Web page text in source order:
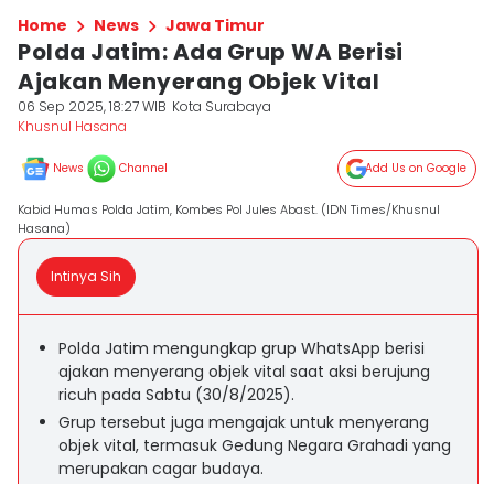
Home News Jawa Timur
Polda Jatim: Ada Grup WA Berisi
Ajakan Menyerang Objek Vital
06 Sep 2025, 18:27 WIB Kota Surabaya
Khusnul Hasana
News Channel Add Us on Google
Kabid Humas Polda Jatim, Kombes Pol Jules Abast. (IDN Times/Khusnul
Hasana)
Intinya Sih
Polda Jatim mengungkap grup WhatsApp berisi
ajakan menyerang objek vital saat aksi berujung
ricuh pada Sabtu (30/8/2025).
Grup tersebut juga mengajak untuk menyerang
objek vital, termasuk Gedung Negara Grahadi yang
merupakan cagar budaya.